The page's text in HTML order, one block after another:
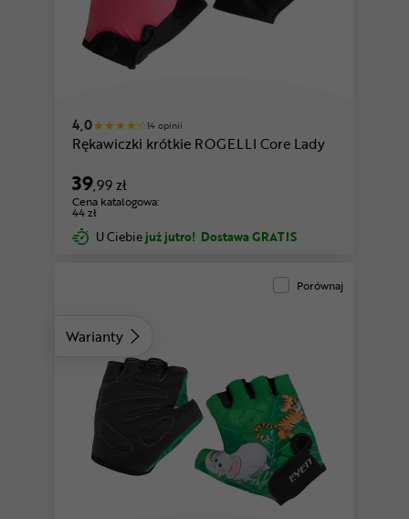
4,0 14 opinii
Rękawiczki krótkie ROGELLI Core Lady
39,99 zł
Cena katalogowa:
44 zł
U Ciebie już jutro! Dostawa GRATIS
Warianty
Porównaj